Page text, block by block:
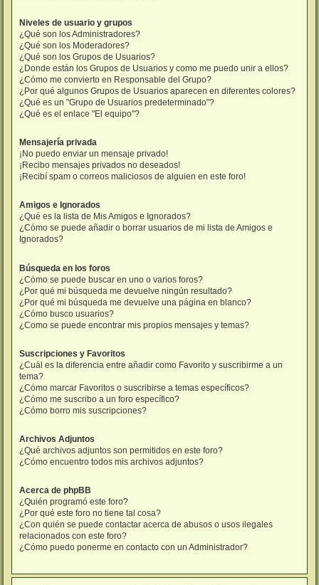
Niveles de usuario y grupos
¿Qué son los Administradores?
¿Qué son los Moderadores?
¿Qué son los Grupos de Usuarios?
¿Donde están los Grupos de Usuarios y como me puedo unir a ellos?
¿Cómo me convierto en Responsable del Grupo?
¿Por qué algunos Grupos de Usuarios aparecen en diferentes colores?
¿Qué es un "Grupo de Usuarios predeterminado"?
¿Qué es el enlace "El equipo"?
Mensajería privada
¡No puedo enviar un mensaje privado!
¡Recibo mensajes privados no deseados!
¡Recibí spam o correos maliciosos de alguien en este foro!
Amigos e Ignorados
¿Qué es la lista de Mis Amigos e Ignorados?
¿Cómo se puede añadir o borrar usuarios de mi lista de Amigos e
Ignorados?
Búsqueda en los foros
¿Cómo se puede buscar en uno o varios foros?
¿Por qué mi búsqueda me devuelve ningún resultado?
¿Por qué mi búsqueda me devuelve una página en blanco?
¿Cómo busco usuarios?
¿Como se puede encontrar mis propios mensajes y temas?
Suscripciones y Favoritos
¿Cuál es la diferencia entre añadir como Favorito y suscribirme a un
tema?
¿Cómo marcar Favoritos o suscribirse a temas específicos?
¿Cómo me suscribo a un foro específico?
¿Cómo borro mis suscripciones?
Archivos Adjuntos
¿Qué archivos adjuntos son permitidos en este foro?
¿Cómo encuentro todos mis archivos adjuntos?
Acerca de phpBB
¿Quién programó este foro?
¿Por qué este foro no tiene tal cosa?
¿Con quién se puede contactar acerca de abusos o usos ilegales
relacionados con este foro?
¿Cómo puedo ponerme en contacto con un Administrador?